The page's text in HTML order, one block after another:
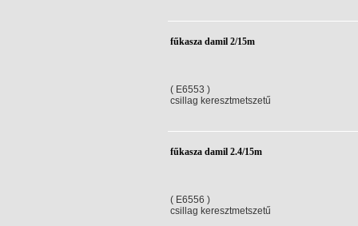
fűkasza damil 2/15m
( E6553 )
csillag keresztmetszetű
fűkasza damil 2.4/15m
( E6556 )
csillag keresztmetszetű